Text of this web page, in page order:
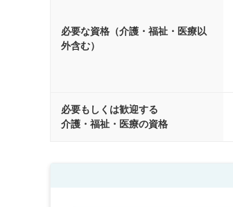
必要な資格（介護・福祉・医療以
外含む）
必要もしくは歓迎する
介護・福祉・医療の資格